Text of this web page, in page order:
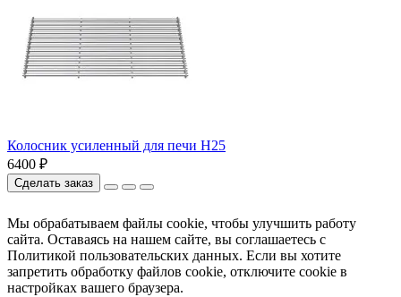
Колосник усиленный для печи Н25
6400 ₽
Сделать заказ
Мы обрабатываем файлы cookie, чтобы улучшить работу
сайта. Оставаясь на нашем сайте, вы соглашаетесь с
Политикой пользовательских данных. Если вы хотите
запретить обработку файлов cookie, отключите cookie в
настройках вашего браузера.